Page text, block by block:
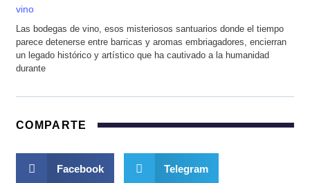
vino
Las bodegas de vino, esos misteriosos santuarios donde el tiempo
parece detenerse entre barricas y aromas embriagadores, encierran
un legado histórico y artístico que ha cautivado a la humanidad
durante
COMPARTE
Facebook Telegram